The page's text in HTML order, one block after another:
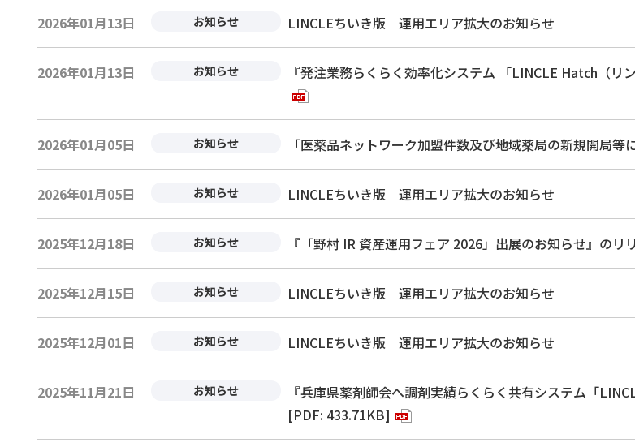
2026年01月13日 お知らせ LINCLEちいき版 運用エリア拡大のお知らせ
2026年01月13日 お知らせ 『発注業務らくらく効率化システム 「LINCLE Hatch（
2026年01月05日 お知らせ 「医薬品ネットワーク加盟件数及び地域薬局の新規開局
2026年01月05日 お知らせ LINCLEちいき版 運用エリア拡大のお知らせ
2025年12月18日 お知らせ 『「野村 IR 資産運用フェア 2026」出展のお知らせ』の
2025年12月15日 お知らせ LINCLEちいき版 運用エリア拡大のお知らせ
2025年12月01日 お知らせ LINCLEちいき版 運用エリア拡大のお知らせ
2025年11月21日 お知らせ
『兵庫県薬剤師会へ調剤実績らくらく共有システム「
[PDF: 433.71KB]